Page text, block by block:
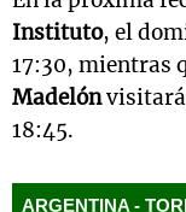
Instituto, el
17:30, mientras
Madelón
18:45.